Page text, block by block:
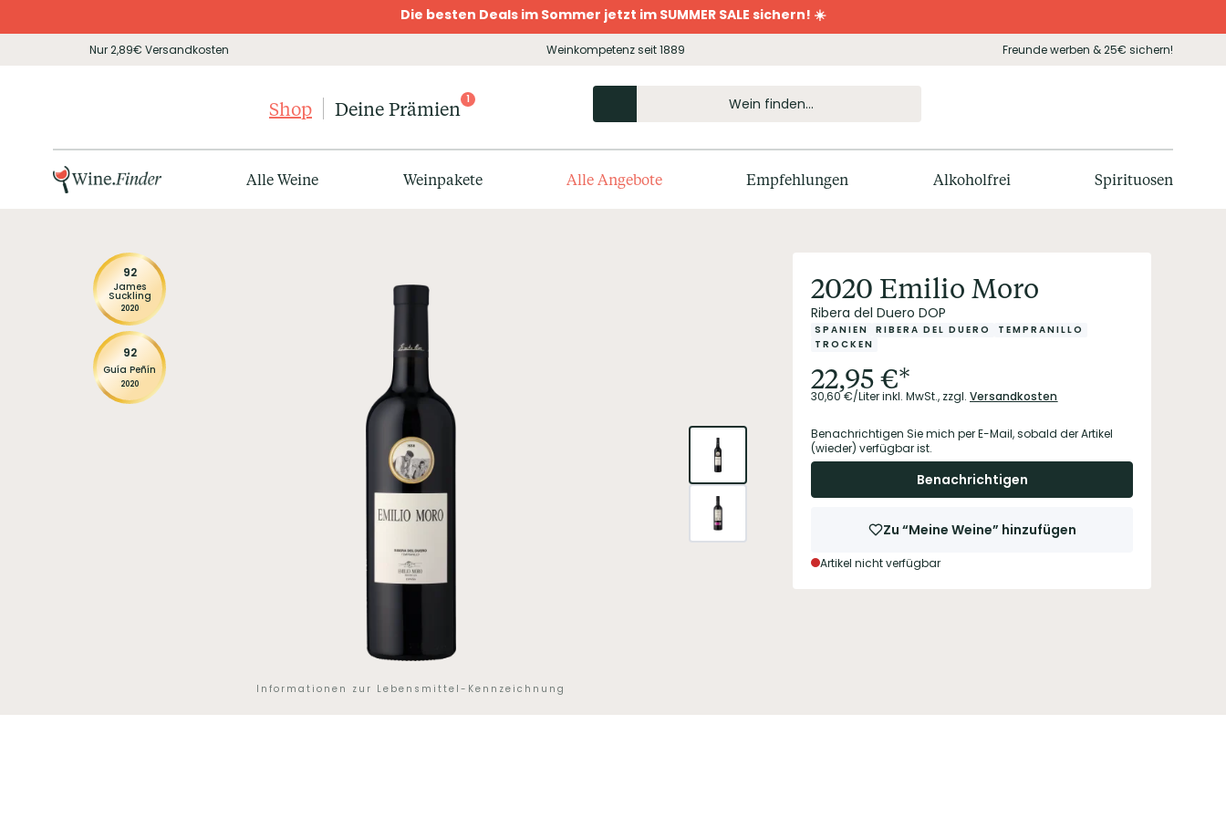
Die besten Deals im Sommer jetzt im SUMMER SALE sichern! ☀️
Nur 2,89€ Versandkosten Weinkompetenz seit 1889 Freunde werben & 25€ sichern!
Shop Deine Prämien 1
Alle Weine Weinpakete Alle Angebote Empfehlungen Alkoholfrei Spirituosen
92
James
Suckling
2020
92
Guía Peñín
2020
Informationen zur Lebensmittel-Kennzeichnung
2020 Emilio Moro
Ribera del Duero DOP
SPANIEN RIBERA DEL DUERO
TEMPRANILLO
TROCKEN
22,95€*
30,60€/Literinkl. MwSt., zzgl. Versandkosten
Benachrichtigen Sie mich per E-Mail, sobald der Artikel
(wieder) verfügbar ist.
Benachrichtigen
Zu “Meine Weine” hinzufügen
Artikel nicht verfügbar